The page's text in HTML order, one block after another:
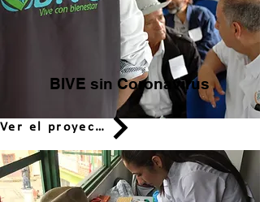
BIVE sin Coronavirus
Ver el proyecto